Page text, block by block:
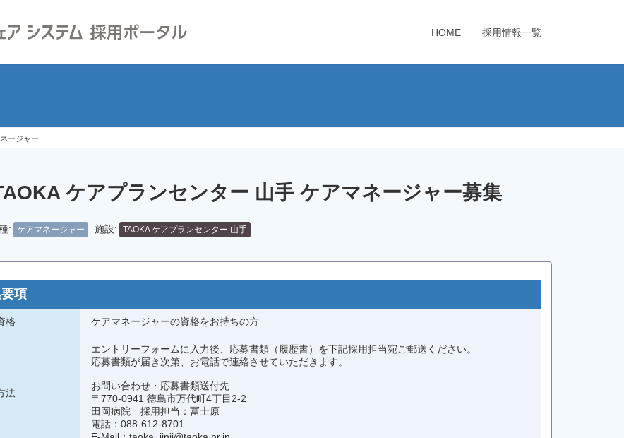
HOME 採用情報一覧
ージャー
ケアプランセンター 山手 ケアマネージャー募集
: ケアマネージャー 施設: TAOKA ケアプランセンター 山手
項
格 ケアマネージャーの資格をお持ちの方
法
エントリーフォームに入力後、応募書類（履歴書）を下記採用担当宛ご郵送ください。
応募書類が届き次第、お電話で連絡させていただきます。
お問い合わせ・応募書類送付先
〒770-0941 徳島市万代町4丁目2-2
田岡病院 採用担当：冨士原
電話：088-612-8701